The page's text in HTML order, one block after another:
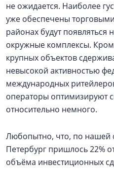
не ожидается. Наиболее
уже обеспечены
районах будут
окружные комплексы.
крупных объектов
невысокой активностью
международных
операторы оптимизируют
относительно немного.
Любопытно, что, по нашей
Петербург пришлось 22%
объёма инвестиционных